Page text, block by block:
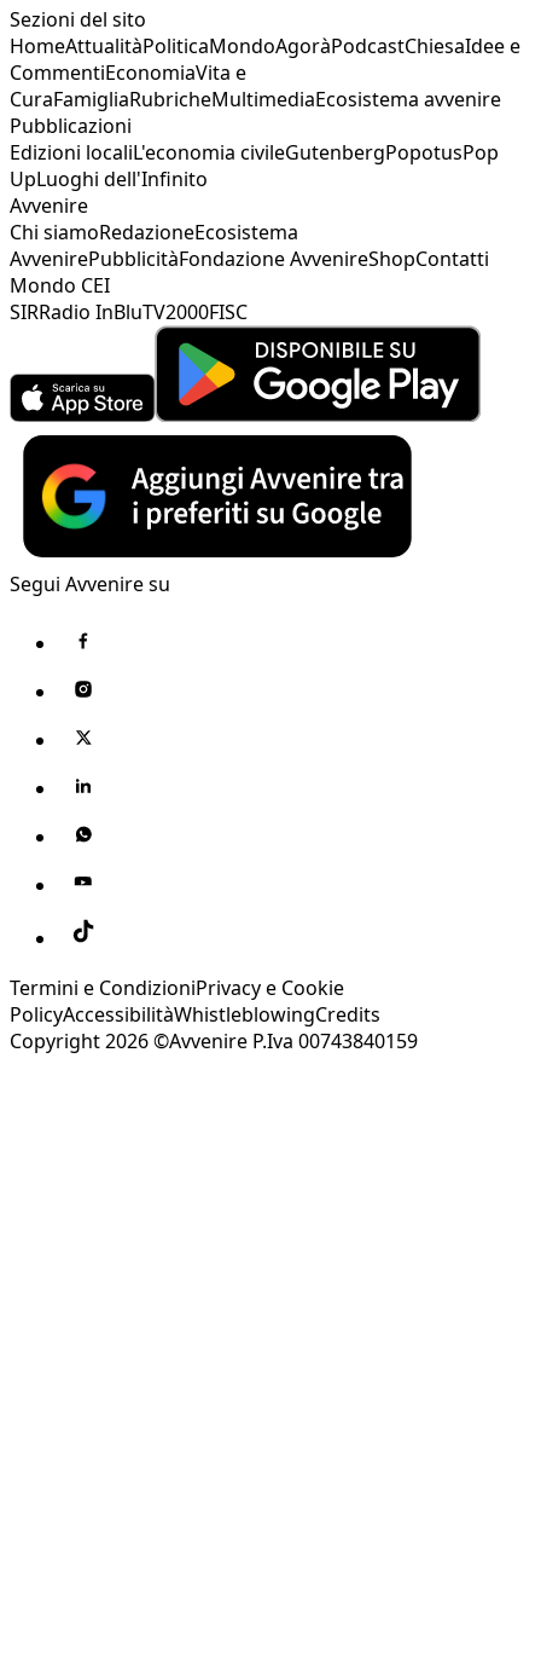
Sezioni del sito
HomeAttualitàPoliticaMondoAgoràPodcastChiesaIdee e
CommentiEconomiaVita e
CuraFamigliaRubricheMultimediaEcosistema avvenire
Pubblicazioni
Edizioni localiL'economia civileGutenbergPopotusPop
UpLuoghi dell'Infinito
Avvenire
Chi siamoRedazioneEcosistema
AvvenirePubblicitàFondazione AvvenireShopContatti
Mondo CEI
SIRRadio InBluTV2000FISC
Segui Avvenire su
Termini e CondizioniPrivacy e Cookie
PolicyAccessibilitàWhistleblowingCredits
Copyright 2026 ©Avvenire P.Iva 00743840159